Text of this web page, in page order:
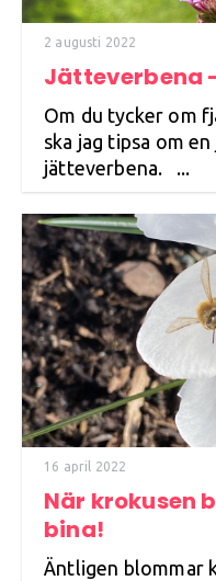
2 augusti 2022
Jätteverbena
Om du tycker om
ska jag tipsa om
jätteverbena. ...
16 april 2022
När krokusen
bina!
Äntligen blommar